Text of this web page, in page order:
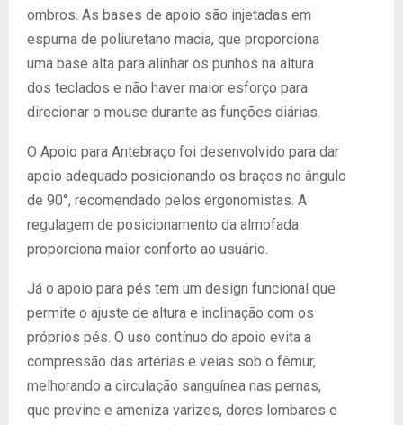
ombros. As bases de apoio são injetadas em
espuma de poliuretano macia, que proporciona
uma base alta para alinhar os punhos na altura
dos teclados e não haver maior esforço para
direcionar o mouse durante as funções diárias.
O Apoio para Antebraço foi desenvolvido para dar
apoio adequado posicionando os braços no ângulo
de 90°, recomendado pelos ergonomistas. A
regulagem de posicionamento da almofada
proporciona maior conforto ao usuário.
Já o apoio para pés tem um design funcional que
permite o ajuste de altura e inclinação com os
próprios pés. O uso contínuo do apoio evita a
compressão das artérias e veias sob o fêmur,
melhorando a circulação sanguínea nas pernas,
que previne e ameniza varizes, dores lombares e